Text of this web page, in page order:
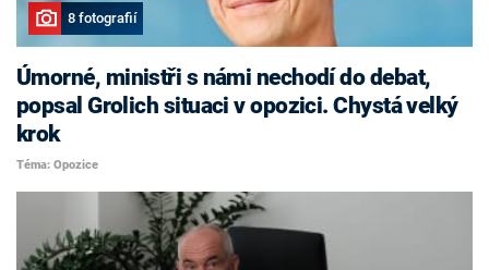
8 fotografií
Úmorné, ministři s námi nechodí do debat,
popsal Grolich situaci v opozici. Chystá velký
krok
Téma: Opozice